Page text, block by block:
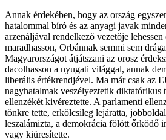
Annak érdekében, hogy az ország
hatalommal bíró és az anyagi javak
arzenáljával rendelkező vezetője lehessen
maradhasson, Orbánnak semmi sem
Magyarországot átjátszani az orosz
dacolhasson a nyugati világgal, annak
liberális értékrendjével. Ma már csak az
nagyhatalmak veszélyeztetik diktatórikus
ellenzékét kivéreztette. A parlamenti
tönkre tette, erkölcsileg lejáratta,
leszalámizta, a demokrácia fölött őrködő
vagy kiüresítette.